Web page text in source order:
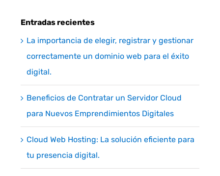
Entradas recientes
La importancia de elegir, registrar y gestionar
correctamente un dominio web para el éxito
digital.
Beneficios de Contratar un Servidor Cloud
para Nuevos Emprendimientos Digitales
Cloud Web Hosting: La solución eficiente para
tu presencia digital.